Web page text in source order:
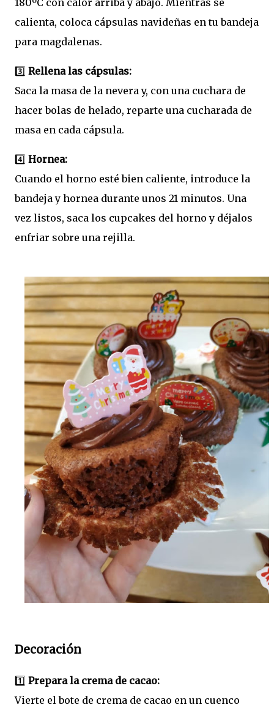
calienta, coloca cápsulas navideñas en tu bandeja
para magdalenas.
3️⃣ Rellena las cápsulas:
Saca la masa de la nevera y, con una cuchara de
hacer bolas de helado, reparte una cucharada de
masa en cada cápsula.
4️⃣ Hornea:
Cuando el horno esté bien caliente, introduce la
bandeja y hornea durante unos 21 minutos. Una
vez listos, saca los cupcakes del horno y déjalos
enfriar sobre una rejilla.
Decoración
1️⃣ Prepara la crema de cacao:
Vierte el bote de crema de cacao en un cuenco